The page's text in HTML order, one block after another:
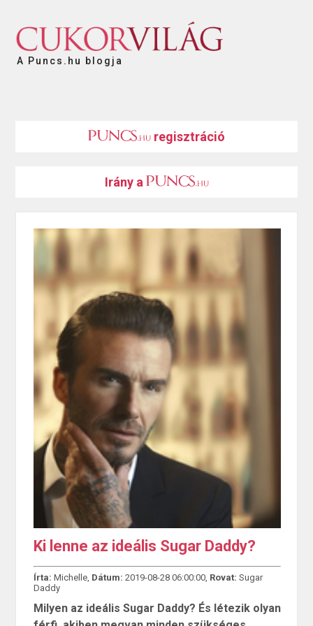
A Puncs.hu blogja
regisztráció
Irány a
Ki lenne az ideális Sugar Daddy?
Írta: Michelle, Dátum: 2019-08-28 06:00:00, Rovat: Sugar
Daddy
Milyen az ideális Sugar Daddy? És létezik olyan